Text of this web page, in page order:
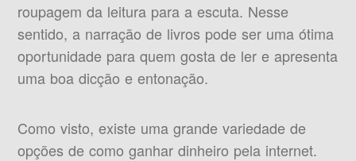
roupagem da leitura para a escuta. Nesse
sentido, a narração de livros pode ser uma ótima
oportunidade para quem gosta de ler e apresenta
uma boa dicção e entonação.
Como visto, existe uma grande variedade de
opções de como ganhar dinheiro pela internet.